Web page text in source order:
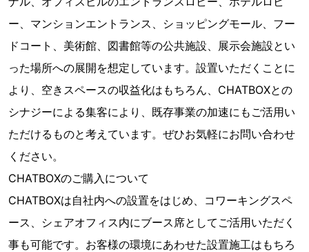
ー、マンションエントランス、ショッピングモール、フー
ドコート、美術館、図書館等の公共施設、展示会施設とい
った場所への展開を想定しています。設置いただくことに
より、空きスペースの収益化はもちろん、CHATBOXとの
シナジーによる集客により、既存事業の加速にもご活用い
ただけるものと考えています。ぜひお気軽にお問い合わせ
ください。​
CHATBOXのご購入について
CHATBOXは自社内への設置をはじめ、コワーキングスペ
ース、シェアオフィス内にブース席としてご活用いただく
事も可能です。お客様の環境にあわせた設置施工はもちろ